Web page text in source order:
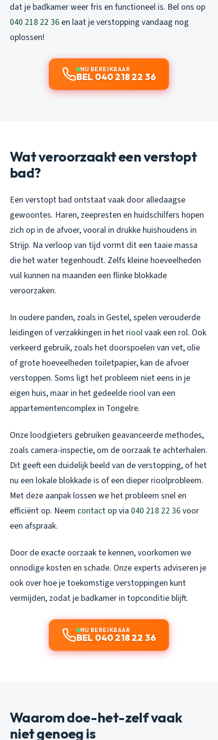
dat je badkamer weer fris en functioneel is. Bel ons op
040 218 22 36 en laat je verstopping vandaag nog
oplossen!
NU BEREIKBAAR
BEL 040 218 22 36
Wat veroorzaakt een verstopt
bad?
Een verstopt bad ontstaat vaak door alledaagse
gewoontes. Haren, zeepresten en huidschilfers hopen
zich op in de afvoer, vooral in drukke huishoudens in
Strijp. Na verloop van tijd vormt dit een taaie massa
die het water tegenhoudt. Zelfs kleine hoeveelheden
vuil kunnen na maanden een flinke blokkade
veroorzaken.
In oudere panden, zoals in Gestel, spelen verouderde
leidingen of verzakkingen in het rioolvaak een rol. Ook
verkeerd gebruik, zoals het doorspoelen van vet, olie
of grote hoeveelheden toiletpapier, kan de afvoer
verstoppen. Soms ligt het probleem niet eens in je
eigen huis, maar in het gedeelde riool van een
appartementencomplex in Tongelre.
Onze loodgieters gebruiken geavanceerde methodes,
zoals camera-inspectie, om de oorzaak te achterhalen.
Dit geeft een duidelijk beeld van de verstopping, of het
nu een lokale blokkade is of een dieper rioolprobleem.
Met deze aanpak lossen we het probleem snel en
efficiënt op. Neem contact op via 040 218 22 36voor
een afspraak.
Door de exacte oorzaak te kennen, voorkomen we
onnodige kosten en schade. Onze experts adviseren je
ook over hoe je toekomstige verstoppingen kunt
vermijden, zodat je badkamer in topconditie blijft.
NU BEREIKBAAR
BEL 040 218 22 36
Waarom doe-het-zelf vaak
niet genoeg is